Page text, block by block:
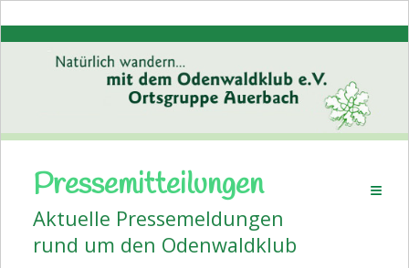
Startseite
Aktuelles
Pressemitteilungen
Pressemitteilungen
Aktuelle Pressemeldungen
rund um den Odenwaldklub